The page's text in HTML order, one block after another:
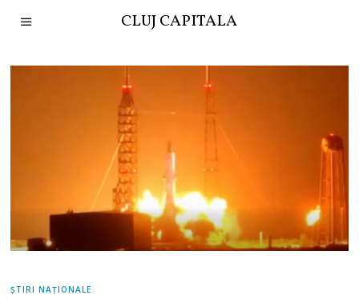
CLUJ CAPITALA
ȘTIRI NAȚIONALE